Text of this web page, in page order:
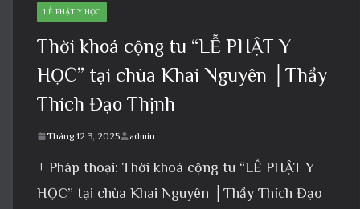
LỄ PHẬT Y HỌC
Thời khoá cộng tu “LỄ PHẬT Y
HỌC” tại chùa Khai Nguyên │Thầy
Thích Đạo Thịnh
Tháng 12 3, 2025 admin
+ Pháp thoại: Thời khoá cộng tu “LỄ PHẬT Y
HỌC” tại chùa Khai Nguyên │Thầy Thích Đạo